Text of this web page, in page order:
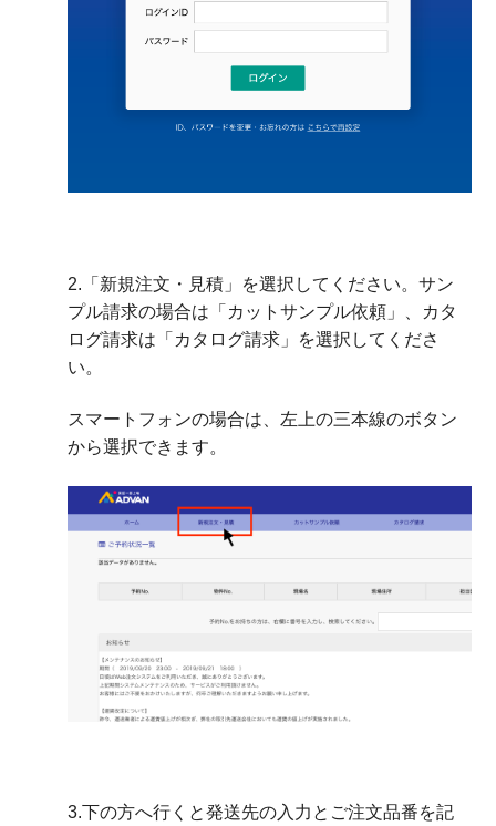
2.「新規注文・見積」を選択してください。サン
プル請求の場合は「カットサンプル依頼」、カタ
ログ請求は「カタログ請求」を選択してくださ
い。
スマートフォンの場合は、左上の三本線のボタン
から選択できます。
3.下の方へ行くと発送先の入力とご注文品番を記